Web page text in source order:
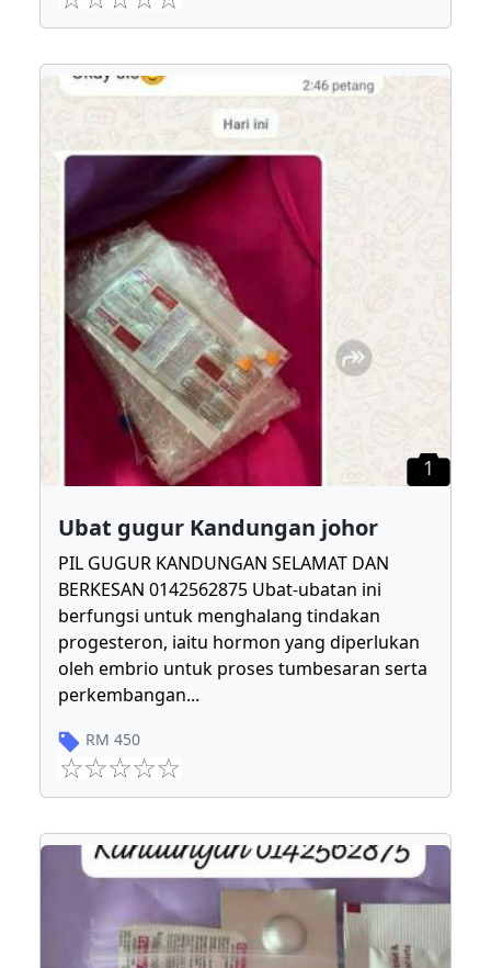
1
Ubat gugur Kandungan johor
PIL GUGUR KANDUNGAN SELAMAT DAN
BERKESAN 0142562875 Ubat-ubatan ini
berfungsi untuk menghalang tindakan
progesteron, iaitu hormon yang diperlukan
oleh embrio untuk proses tumbesaran serta
perkembangan...
RM 450